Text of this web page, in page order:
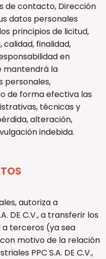
de contacto, Dirección
datos personales
principios de licitud,
finalidad,
en
mantendrá la
personales,
de forma efectiva las
técnicas y
alteración,
indebida.
autoriza a
DE C.V., a transferir los
terceros (ya sea
motivo de la relación
PPC S.A. DE C.V.,